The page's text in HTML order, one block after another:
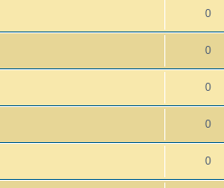
0
0
0
0
0